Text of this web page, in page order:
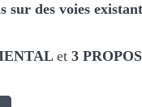
des voies
et 3